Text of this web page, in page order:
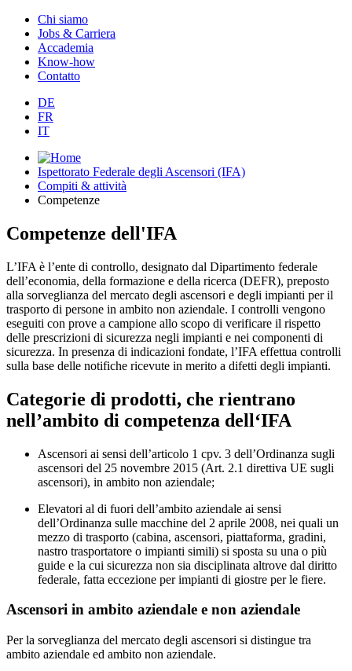
Chi siamo
Jobs & Carriera
Accademia
Know-how
Contatto
DE
FR
IT
Ispettorato Federale degli Ascensori (IFA)
Compiti & attività
Competenze
Competenze dell'IFA
L’IFA è l’ente di controllo, designato dal Dipartimento federale
dell’economia, della formazione e della ricerca (DEFR), preposto
alla sorveglianza del mercato degli ascensori e degli impianti per il
trasporto di persone in ambito non aziendale. I controlli vengono
eseguiti con prove a campione allo scopo di verificare il rispetto
delle prescrizioni di sicurezza negli impianti e nei componenti di
sicurezza. In presenza di indicazioni fondate, l’IFA effettua controlli
sulla base delle notifiche ricevute in merito a difetti degli impianti.
Categorie di prodotti, che rientrano
nell’ambito di competenza dell‘IFA
Ascensori ai sensi dell’articolo 1 cpv. 3 dell’Ordinanza sugli
ascensori del 25 novembre 2015 (Art. 2.1 direttiva UE sugli
ascensori), in ambito non aziendale;
Elevatori al di fuori dell’ambito aziendale ai sensi
dell’Ordinanza sulle macchine del 2 aprile 2008, nei quali un
mezzo di trasporto (cabina, ascensori, piattaforma, gradini,
nastro trasportatore o impianti simili) si sposta su una o più
guide e la cui sicurezza non sia disciplinata altrove dal diritto
federale, fatta eccezione per impianti di giostre per le fiere.
Ascensori in ambito aziendale e non aziendale
Per la sorveglianza del mercato degli ascensori si distingue tra
ambito aziendale ed ambito non aziendale.